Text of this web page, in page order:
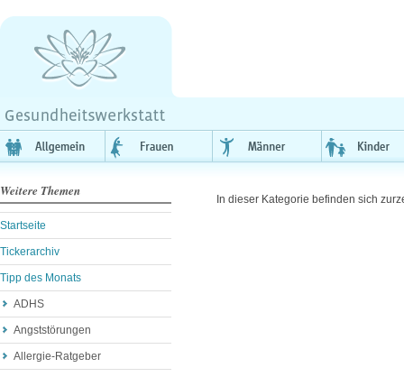
Weitere Themen
Startseite
Tickerarchiv
Tipp des Monats
ADHS
Angststörungen
Allergie-Ratgeber
In dieser Kategorie befinden sich